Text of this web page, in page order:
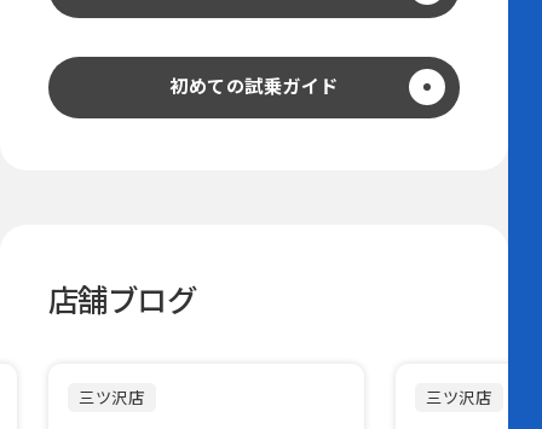
初めての試乗ガイド
店舗ブログ
三ツ沢店 三ツ沢店